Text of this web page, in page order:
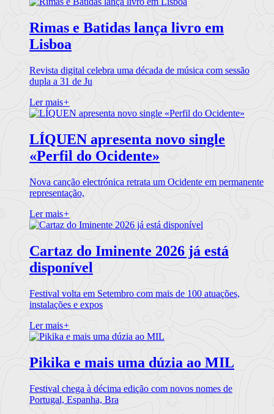
Rimas e Batidas lança livro em
Lisboa
Revista digital celebra uma década de música com sessão
dupla a 31 de Ju
Ler mais+
LÍQUEN apresenta novo single
«Perfil do Ocidente»
Nova canção electrónica retrata um Ocidente em permanente
representação,
Ler mais+
Cartaz do Iminente 2026 já está
disponível
Festival volta em Setembro com mais de 100 atuações,
instalações e expos
Ler mais+
Pikika e mais uma dúzia ao MIL
Festival chega à décima edição com novos nomes de
Portugal, Espanha, Bra